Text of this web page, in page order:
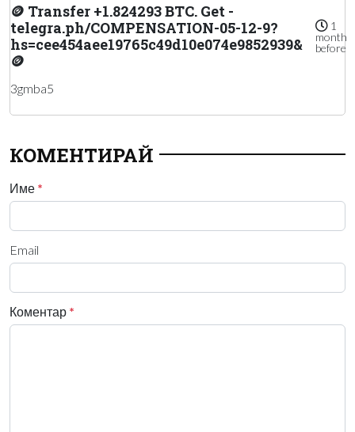
🪙 Transfer +1.824293 BTC. Get -
telegra.ph/COMPENSATION-05-12-9?
hs=cee454aee19765c49d10e074e9852939&
🪙
1
month
before
3gmba5
КОМЕНТИРАЙ
Име *
Email
Коментар *